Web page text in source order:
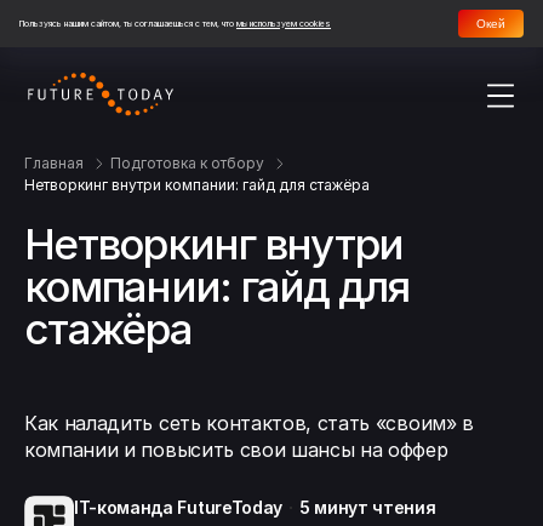
Пользуясь нашим сайтом, ты соглашаешься с тем, что мы используем cookies Окей
Главная
Подготовка к отбору
Нетворкинг внутри компании: гайд для стажёра
Нетворкинг внутри
компании: гайд для
стажёра
Как наладить сеть контактов, стать «своим» в
компании и повысить свои шансы на оффер
IT-команда FutureToday 5 минут чтения